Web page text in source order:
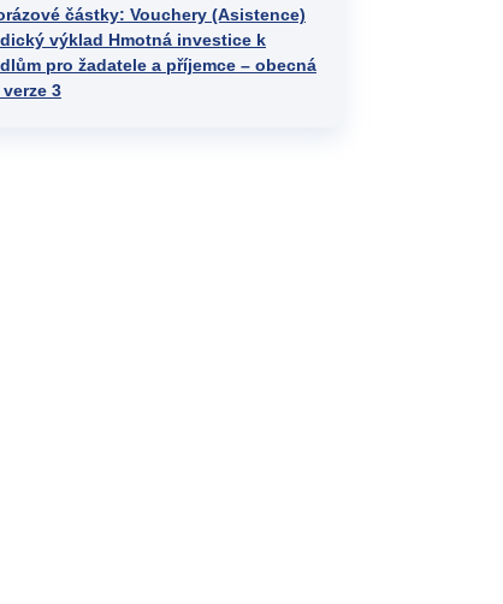
částky: Vouchery (Asistence)
výklad Hmotná investice k
pro žadatele a příjemce – obecná
3